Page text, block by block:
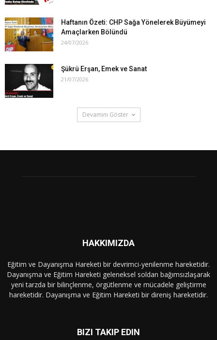
Haftanın Özeti: CHP Sağa Yönelerek Büyümeyi
Amaçlarken Bölündü
24/07/2026
Şükrü Erşan, Emek ve Sanat
21/07/2026
Devamını Göster
HAKKIMIZDA
Eğitim ve Dayanışma Hareketi bir devrimci-yenilenme hareketidir.
Dayanışma ve Eğitim Hareketi geleneksel soldan bağımsızlaşarak
yeni tarzda bir bilinçlenme, örgütlenme ve mücadele geliştirme
hareketidir. Dayanışma ve Eğitim Hareketi bir direniş hareketidir.
BIZI TAKIP EDIN